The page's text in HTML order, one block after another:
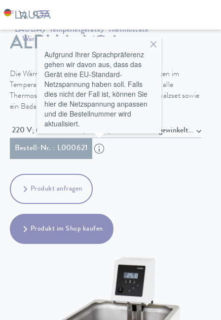
LAUDA Temperiergeräte
Thermostate
Wärmethermostate
ALPHA A 24
Die Wärmethermostate A 6, A 12 und A 24 arbeiten im
Temperaturbereich zwischen 25 und 100 °C. Für alle
Thermostate sind Kühlschlange und Pumpenumwälzset sowie
ein Badabdeckungsset als Zubehör erhältlich.
220 V; 60 Hz / 230 V; 50 Hz , Netzkabel mit
Bestell-Nr. : L000621
Aufgrund Ihrer Sprachpräferenz
gehen wir davon aus, dass das
Gerät eine EU-Standard-
Netzspannung haben soll. Falls
dies nicht der Fall ist, können Sie
hier die Netzspannung anpassen
und die Bestellnummer wird
aktualisiert.
Produkt anfragen
Produkt im Shop kaufen